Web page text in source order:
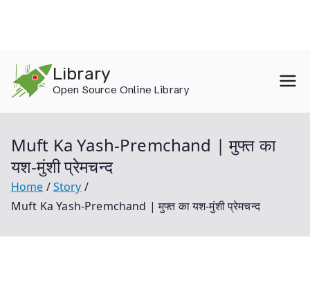
content
Library
Open Source Online Library
Muft Ka Yash-Premchand | मुफ्त का
यश-मुंशी प्रेमचन्द
Home
Story
Muft Ka Yash-Premchand | मुफ्त का यश-मुंशी प्रेमचन्द